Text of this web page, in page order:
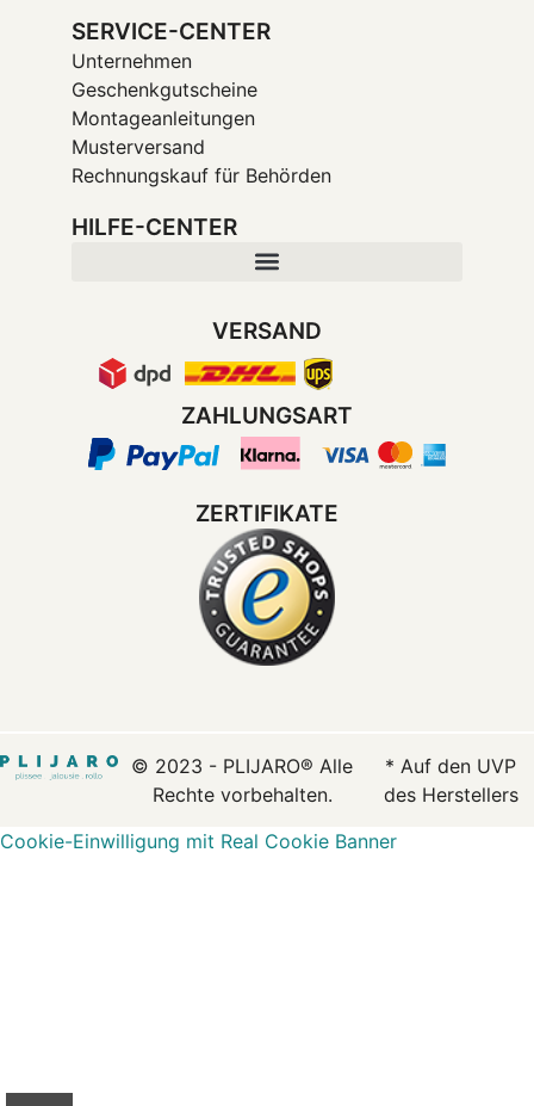
SERVICE-CENTER
Unternehmen
Geschenkgutscheine
Montageanleitungen
Musterversand
Rechnungskauf für Behörden
HILFE-CENTER
VERSAND
ZAHLUNGSART
ZERTIFIKATE
© 2023 - PLIJARO® Alle
Rechte vorbehalten.
* Auf den UVP
des Herstellers
Cookie-Einwilligung mit Real Cookie Banner